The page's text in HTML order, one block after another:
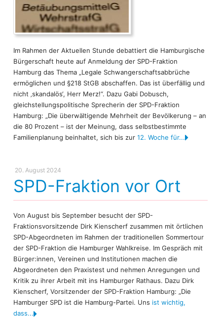
Im Rahmen der Aktuellen Stunde debattiert die Hamburgische
Bürgerschaft heute auf Anmeldung der SPD-Fraktion
Hamburg das Thema „Legale Schwangerschaftsabbrüche
ermöglichen und §218 StGB abschaffen. Das ist überfällig und
nicht ‚skandalös‘, Herr Merz!“. Dazu Gabi Dobusch,
gleichstellungspolitische Sprecherin der SPD-Fraktion
Hamburg: „Die überwältigende Mehrheit der Bevölkerung – an
die 80 Prozent – ist der Meinung, dass selbstbestimmte
Familienplanung beinhaltet, sich bis zur12. Woche für...
20. August 2024
SPD-Fraktion vor Ort
Von August bis September besucht der SPD-
Fraktionsvorsitzende Dirk Kienscherf zusammen mit örtlichen
SPD-Abgeordneten im Rahmen der traditionellen Sommertour
der SPD-Fraktion die Hamburger Wahlkreise. Im Gespräch mit
Bürger:innen, Vereinen und Institutionen machen die
Abgeordneten den Praxistest und nehmen Anregungen und
Kritik zu ihrer Arbeit mit ins Hamburger Rathaus. Dazu Dirk
Kienscherf, Vorsitzender der SPD-Fraktion Hamburg: „Die
Hamburger SPD ist die Hamburg-Partei. Uns ist wichtig,
dass...